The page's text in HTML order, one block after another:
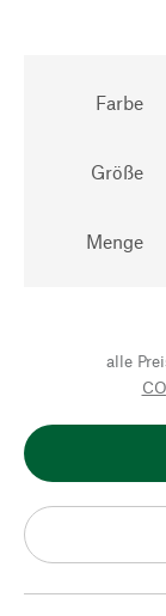
Farbe
Größe
Menge
alle